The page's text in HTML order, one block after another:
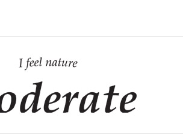
ム